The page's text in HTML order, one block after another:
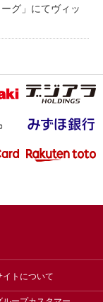
グ」にてヴィッ
イトについて